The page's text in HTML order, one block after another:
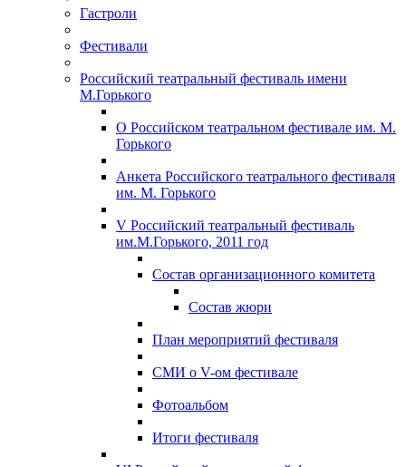
Гастроли
Фестивали
Российский театральный фестиваль имени
М.Горького
О Российском театральном фестивале им. М.
Горького
Анкета Российского театрального фестиваля
им. М. Горького
V Российский театральный фестиваль
им.М.Горького, 2011 год
Состав организационного комитета
Состав жюри
План мероприятий фестиваля
СМИ о V-ом фестивале
Фотоальбом
Итоги фестиваля